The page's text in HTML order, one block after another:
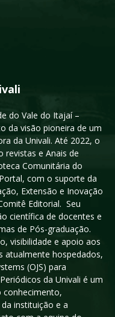
do Vale do Itajaí –
da visão pioneira de um
da Univali. Até 2022, o
revistas e Anais de
Comunitária do
com o suporte da
Extensão e Inovação
Editorial. Seu
científica de docentes e
de Pós-graduação.
visibilidade e apoio aos
atualmente hospedados,
(OJS) para
da Univali é um
conhecimento,
instituição e a